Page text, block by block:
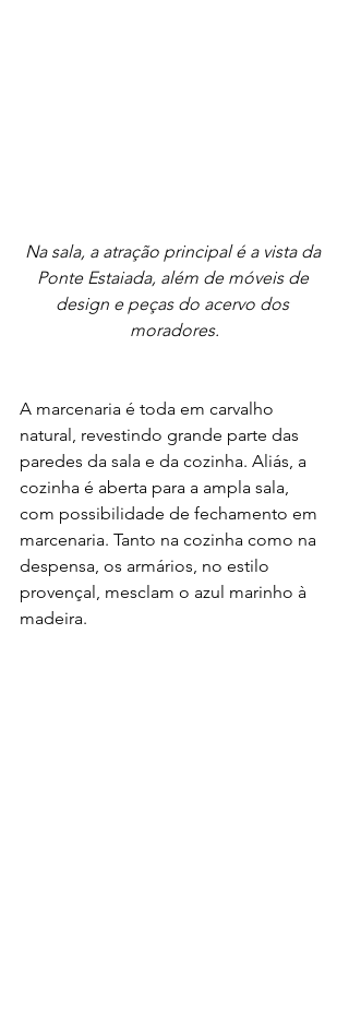
Na sala, a atração principal é a vista da
Ponte Estaiada, além de móveis de
design e peças do acervo dos
moradores.
A marcenaria é toda em carvalho
natural, revestindo grande parte das
paredes da sala e da cozinha. Aliás, a
cozinha é aberta para a ampla sala,
com possibilidade de fechamento em
marcenaria. Tanto na cozinha como na
despensa, os armários, no estilo
provençal, mesclam o azul marinho à
madeira.